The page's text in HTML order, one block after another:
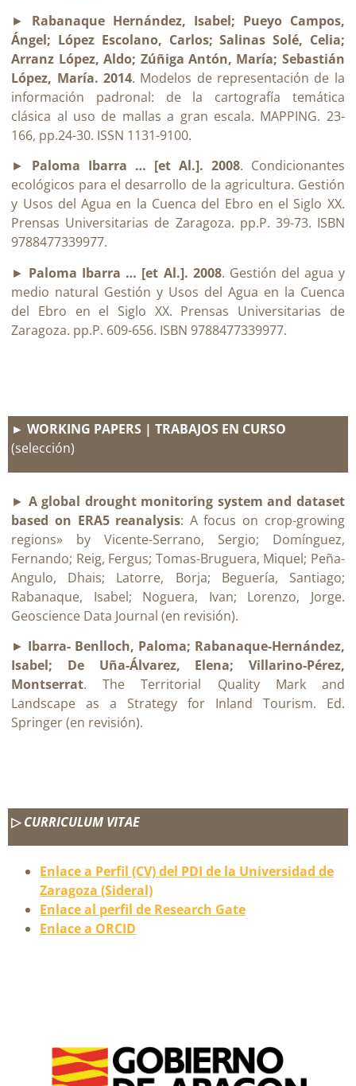
► Rabanaque Hernández, Isabel; Pueyo Campos,
Ángel; López Escolano, Carlos; Salinas Solé, Celia;
Arranz López, Aldo; Zúñiga Antón, María; Sebastián
López, María. 2014. Modelos de representación de la
información padronal: de la cartografía temática
clásica al uso de mallas a gran escala. MAPPING. 23-
166, pp.24-30. ISSN 1131-9100.
► Paloma Ibarra … [et Al.]. 2008. Condicionantes
ecológicos para el desarrollo de la agricultura. Gestión
y Usos del Agua en la Cuenca del Ebro en el Siglo XX.
Prensas Universitarias de Zaragoza. pp.P. 39-73. ISBN
9788477339977.
► Paloma Ibarra … [et Al.]. 2008. Gestión del agua y
medio natural Gestión y Usos del Agua en la Cuenca
del Ebro en el Siglo XX. Prensas Universitarias de
Zaragoza. pp.P. 609-656. ISBN 9788477339977.
► WORKING PAPERS | TRABAJOS EN CURSO
(selección)
► A global drought monitoring system and dataset
based on ERA5 reanalysis: A focus on crop-growing
regions» by Vicente-Serrano, Sergio; Domínguez,
Fernando; Reig, Fergus; Tomas-Bruguera, Miquel; Peña-
Angulo, Dhais; Latorre, Borja; Beguería, Santiago;
Rabanaque, Isabel; Noguera, Ivan; Lorenzo, Jorge.
Geoscience Data Journal (en revisión).
► Ibarra- Benlloch, Paloma; Rabanaque-Hernández,
Isabel; De Uña-Álvarez, Elena; Villarino-Pérez,
Montserrat. The Territorial Quality Mark and
Landscape as a Strategy for Inland Tourism. Ed.
Springer (en revisión).
▷CURRICULUM VITAE
Enlace a Perfil (CV) del PDI de la Universidad de
Zaragoza (Sideral)
Enlace al perfil de Research Gate
Enlace a ORCID